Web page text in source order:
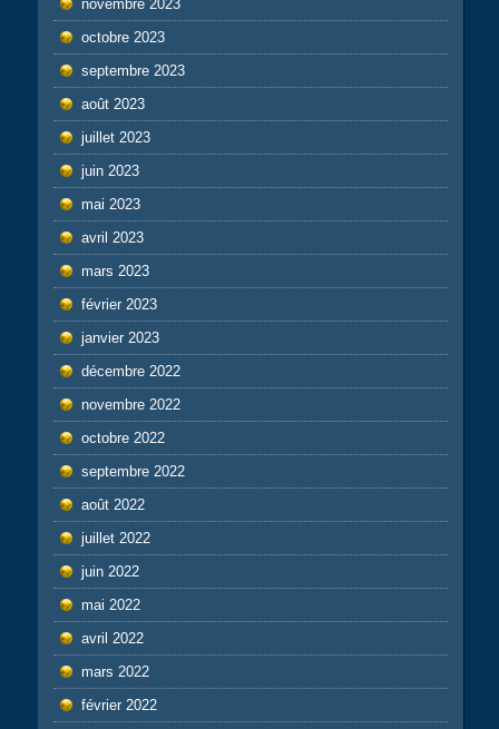
novembre 2023
octobre 2023
septembre 2023
août 2023
juillet 2023
juin 2023
mai 2023
avril 2023
mars 2023
février 2023
janvier 2023
décembre 2022
novembre 2022
octobre 2022
septembre 2022
août 2022
juillet 2022
juin 2022
mai 2022
avril 2022
mars 2022
février 2022